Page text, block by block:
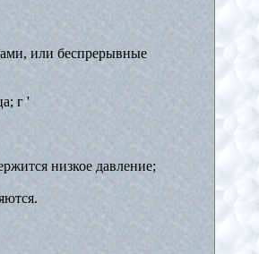
или беспрерывные
г '
низкое давление;